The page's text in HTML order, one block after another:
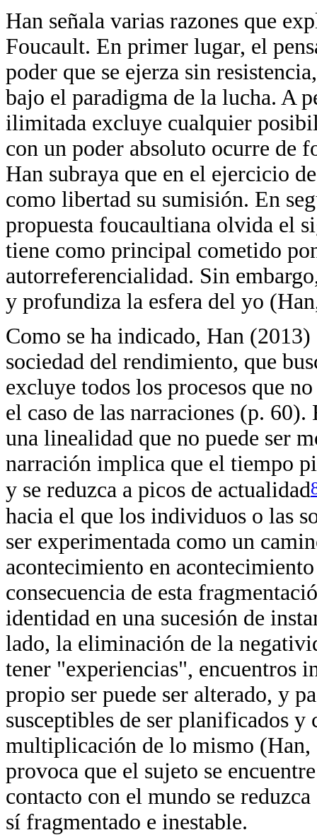
Han señala varias razones que
Foucault. En primer lugar, el
poder que se ejerza sin
bajo el paradigma de la lucha. A
ilimitada excluye cualquier
con un poder absoluto ocurre de
Han subraya que en el ejercicio
como libertad su sumisión. En
propuesta foucaultiana olvida el
tiene como principal cometido
autorreferencialidad. Sin
y profundiza la esfera del yo
Como se ha indicado, Han
sociedad del rendimiento, que
excluye todos los procesos que
el caso de las narraciones (p.
una linealidad que no puede ser
narración implica que el tiempo
y se reduzca a picos de actualidad
hacia el que los individuos o las
ser experimentada como un
acontecimiento en
consecuencia de esta
identidad en una sucesión de
lado, la eliminación de la
tener "experiencias", encuentros
propio ser puede ser alterado, y
susceptibles de ser planificados
multiplicación de lo mismo (Han,
provoca que el sujeto se
contacto con el mundo se
sí fragmentado e inestable.